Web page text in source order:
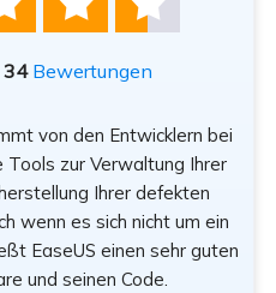
34 Bewertungen
von den Entwicklern bei
Tools zur Verwaltung Ihrer
Ihrer defekten
wenn es sich nicht um ein
EaseUS einen sehr guten
und seinen Code.